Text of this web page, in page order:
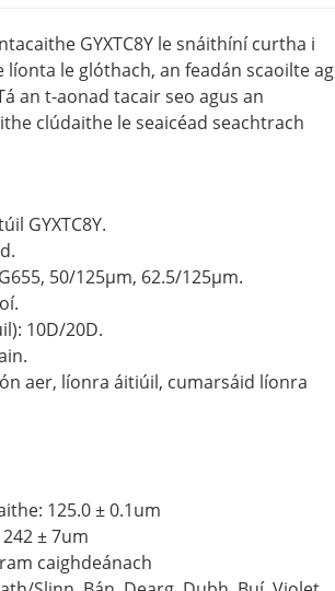
GYXTC8Y le snáithíní curtha i
le glóthach, an feadán scaoilte ag
an t-aonad tacair seo agus an
clúdaithe le seaicéad seachtrach
GYXTC8Y.
50/125μm, 62.5/125μm.
10D/20D.
aer, líonra áitiúil, cumarsáid líonra
125.0 ± 0.1um
± 7um
caighdeánach